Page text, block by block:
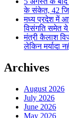
के संकेत, 42
मध्य प्रदेश में
विसंगति समेत
मंत्री कैलाश
लेकिन मर्यादा
Archives
August 2026
July 2026
June 2026
May 2026